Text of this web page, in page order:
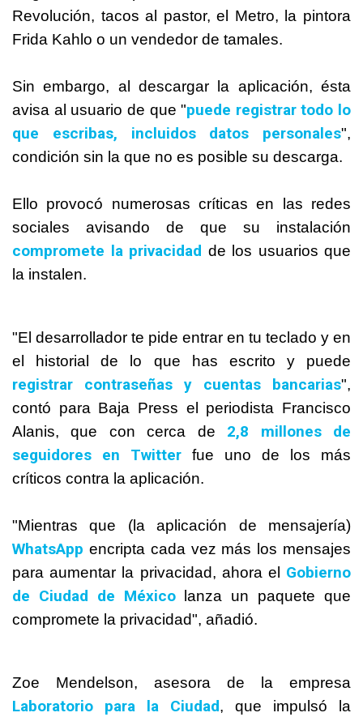
Revolución, tacos al pastor, el Metro, la pintora
Frida Kahlo o un vendedor de tamales.
Sin embargo, al descargar la aplicación, ésta
avisa al usuario de que "puede registrar todo lo
que escribas, incluidos datos personales",
condición sin la que no es posible su descarga.
Ello provocó numerosas críticas en las redes
sociales avisando de que su instalación
compromete la privacidad de los usuarios que
la instalen.
"El desarrollador te pide entrar en tu teclado y en
el historial de lo que has escrito y puede
registrar contraseñas y cuentas bancarias",
contó para Baja Press el periodista Francisco
Alanis, que con cerca de 2,8 millones de
seguidores en Twitter fue uno de los más
críticos contra la aplicación.
"Mientras que (la aplicación de mensajería)
WhatsApp encripta cada vez más los mensajes
para aumentar la privacidad, ahora el Gobierno
de Ciudad de Méxicolanza un paquete que
compromete la privacidad", añadió.
Zoe Mendelson, asesora de la empresa
Laboratorio para la Ciudad, que impulsó la